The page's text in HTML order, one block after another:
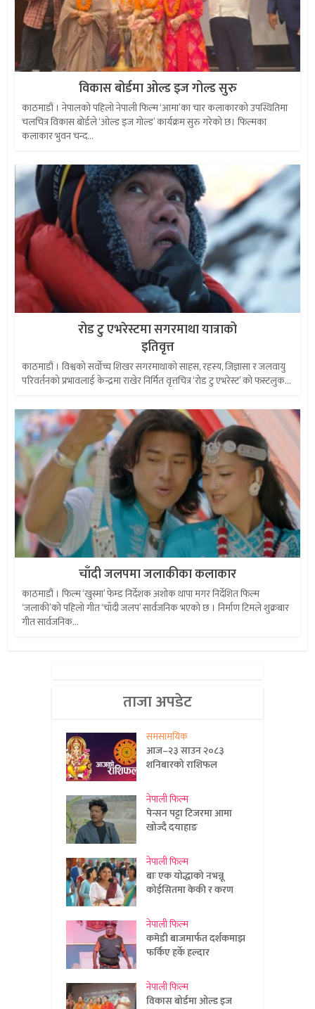
विकास बोर्डमा ओल्ड इज गोल्ड सुरु
काठमाडौं । नेपालको पहिलो नेपाली फिल्म ‘आमा’का चार कलाकारको उपस्थितिमा
चलचित्र विकास बोर्डले ‘ओल्ड इज गोल्ड’ कार्यक्रम सुरु गरेको छ। फिल्मका
कलाकार भुवन चन्द...
रोड टु एभरेस्टमा सगरमाथा यात्राको
इतिवृत्त
काठमाडौं । विश्वको सर्वोच्च शिखर सगरमाथाको साहस, रहस्य, जिज्ञासा र जलवायु
परिवर्तनको प्रभावलाई केन्द्रमा राखेर निर्मित वृत्तचित्र ‘रोड टु एभरेस्ट’ को फस्टलुक...
चाँदी जलपमा जलाकीका कलाकार
काठमाडौं । फिल्म ‘खुस्मा’ फेम्ड निर्देशक अशोक थापा मगर निर्देशित फिल्म
‘जलाकी’को पहिलो गीत ‘चाँदी जलप’ सार्वजनिक भएको छ । निर्माण टिमले शुक्रबार
गीत सार्वजनिक...
ताजा अपडेट
समसामयिक
आज–२३ साउन २०८३
शनिबारको राशिफल
नेपाली फिल्म
पेन्सन पट्टा टिजरमा आमा
खोज्दै दयाहाङ
नेपाली फिल्म
बाः एक योद्धाको नभन्नू
कोईसितमा केकी र करण
नेपाली फिल्म
कमेडी बाजमार्फत दर्शकमाझ
फर्किए हर्के हल्दार
नेपाली फिल्म
विकास बोर्डमा ओल्ड इज